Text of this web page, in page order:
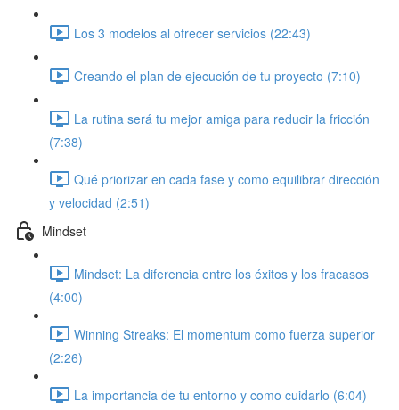
Los 3 modelos al ofrecer servicios (22:43)
Creando el plan de ejecución de tu proyecto (7:10)
La rutina será tu mejor amiga para reducir la fricción
(7:38)
Qué priorizar en cada fase y como equilibrar dirección
y velocidad (2:51)
Mindset
Mindset: La diferencia entre los éxitos y los fracasos
(4:00)
Winning Streaks: El momentum como fuerza superior
(2:26)
La importancia de tu entorno y como cuidarlo (6:04)